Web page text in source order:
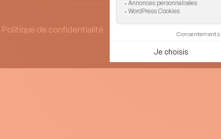
Politique de confidentialité